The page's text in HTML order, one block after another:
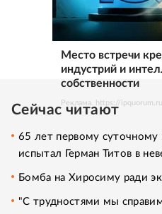
Место встречи
индустрий и
собственности
Реклама. https://ipquorum.ru
Сейчас читают
65 лет первому суточному
испытал Герман Титов в
Бомба на Хиросиму ради
"С трудностями мы